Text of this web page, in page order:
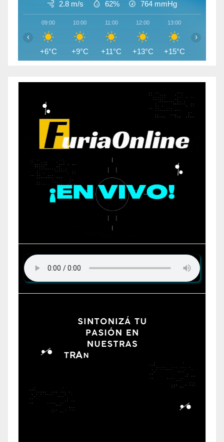
2.8 m/s 62% 764 mmHg
09:00
+6°C
10:00
+9°C
11:00
+11°C
12:00
+13°C
13:00
+15°C
‹ ›